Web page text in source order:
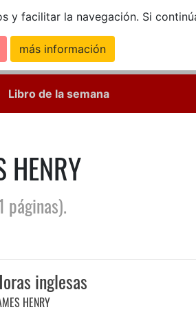
facilitar la navegación. Si
más información
Libro de la semana
HENRY
páginas).
inglesas
HENRY